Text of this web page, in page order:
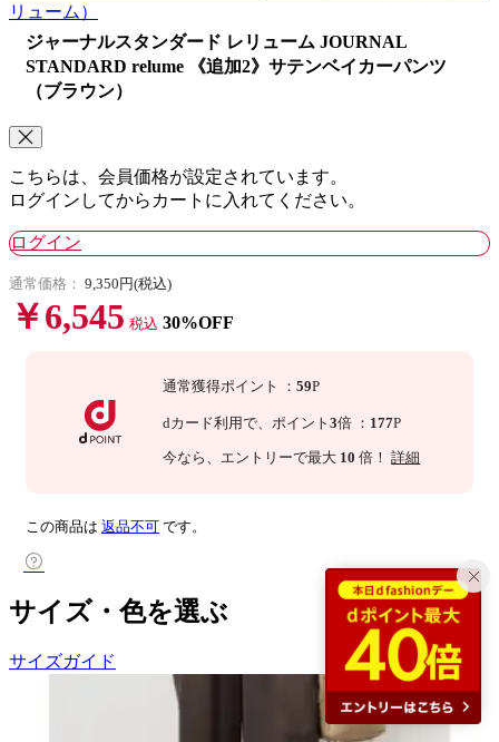
リューム）
ジャーナルスタンダード レリューム JOURNAL
STANDARD relume 《追加2》サテンベイカーパンツ
（ブラウン）
こちらは、会員価格が設定されています。
ログインしてからカートに入れてください。
ログイン
通常価格： 9,350円(税込)
￥6,545 税込 30%OFF
通常獲得ポイント ：59P
dカード利用で、 ポイント3倍 ： 177P
今なら 、エントリーで最大 10 倍！詳細
この商品は 返品不可 です。
サイズ・色を選ぶ
サイズガイド